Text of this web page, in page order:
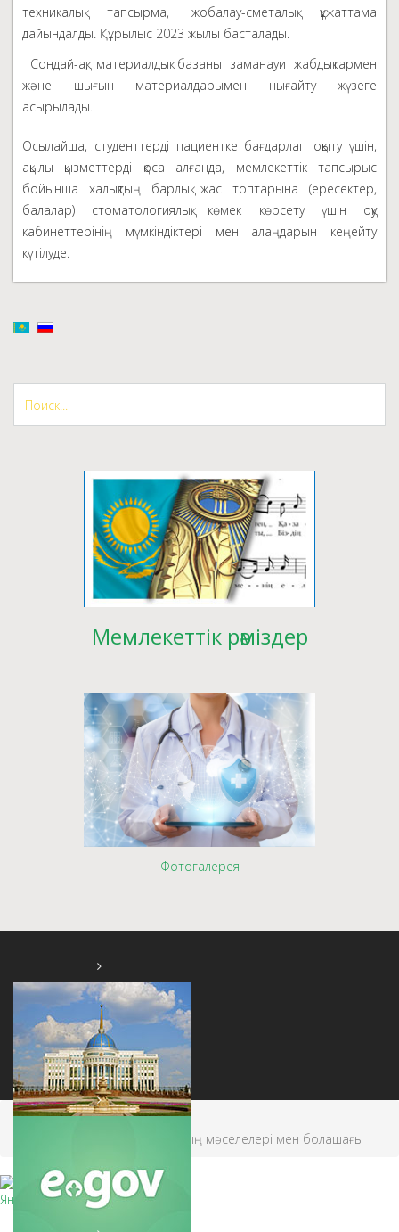
техникалық тапсырма, жобалау-сметалық құжаттама
дайындалды. Құрылыс 2023 жылы басталады.
Сондай-ақ, материалдық базаны заманауи жабдықтармен
және шығын материалдарымен нығайту жүзеге
асырылады.
Осылайша, студенттерді пациентке бағдарлап оқыту үшін,
ақылы қызметтерді қоса алғанда, мемлекеттік тапсырыс
бойынша халықтың барлық жас топтарына (ересектер,
балалар) стоматологиялық көмек көрсету үшін оқу
кабинеттерінің мүмкіндіктері мен алаңдарын кеңейту
күтілуде.
Мемлекеттік рәміздер
Фотогалерея
Главная
Стоматологиялық емхананың мәселелері мен болашағы